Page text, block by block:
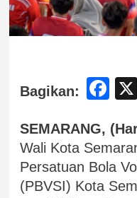
Bagikan:
SEMARANG,
Wali Kota
Persatuan Bola
(PBVSI) Kota